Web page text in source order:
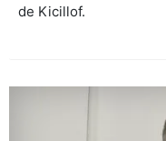
de Kicillof.